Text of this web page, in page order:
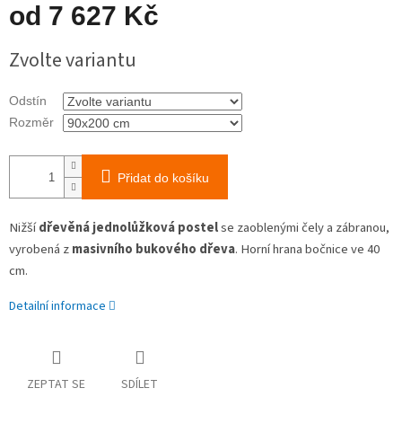
od 7 627 Kč
cena:
Zvolte variantu
Odstín
Rozměr
Přidat do košíku
Nižšídřevěná jednolůžková postelse zaoblenými čely a zábranou,
vyrobená zmasivního bukového dřeva. Horní hrana bočnice ve 40
cm.
Detailní informace
ZEPTAT SE SDÍLET